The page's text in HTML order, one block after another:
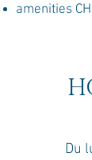
amenities
Du